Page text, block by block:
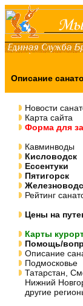
Описание
Новости
Карта сайта
Форма для
Кавминводы
Кисловодск
Ессентуки
Пятигорск
Рейтинг
Цены на
Карты
Помощь/
Описание
Подмосковье
Татарстан,
Нижний
другие